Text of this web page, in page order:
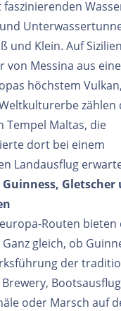
und Klein. Auf
von Messina aus
höchstem
zählen
Tempel Maltas, die
dort bei einem
Landausflug
Gletscher
Routen bieten
gleich, ob
der
Brewery,
oder Marsch auf